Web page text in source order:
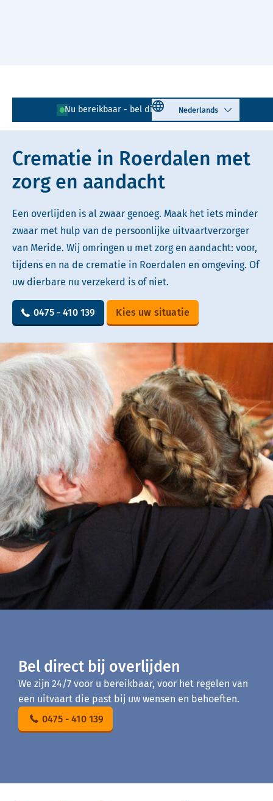
Nu bereikbaar - bel direct! 0475 - 410 139
Select language
Lees voor Uitleg woorden
Simpele tekst
Crematie in Roerdalen met
zorg en aandacht
Een overlijden is al zwaar genoeg. Maak het iets minder
zwaar met hulp van de persoonlijke uitvaartverzorger
van Meride. Wij omringen u met zorg en aandacht: voor,
tijdens en na de crematie in Roerdalen en omgeving. Of
uw dierbare nu verzekerd is of niet.
0475 - 410 139 Kies uw situatie
Bel direct bij overlijden
We zijn 24/7 voor u bereikbaar, voor het regelen van
een uitvaart die past bij uw wensen en behoeften.
0475 - 410 139